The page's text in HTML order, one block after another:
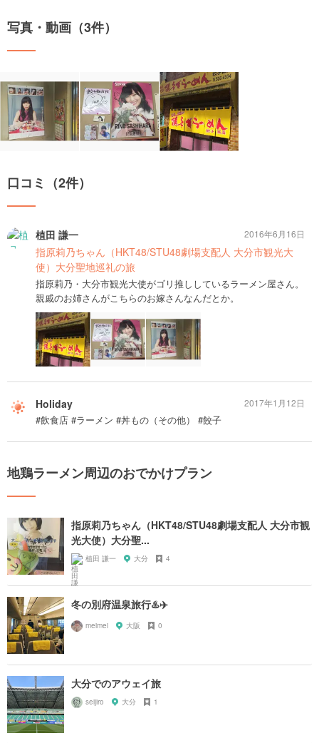
写真・動画（3件）
口コミ（2件）
植田 謙一
指原莉乃ちゃん（HKT48/STU48劇場支配人 大分市観光大
使）大分聖地巡礼の旅
指原莉乃・大分市観光大使がゴリ推ししているラーメン屋さん。
親戚のお姉さんがこちらのお嫁さんなんだとか。
2016年6月16日
Holiday
#飲食店 #ラーメン #丼もの（その他） #餃子
2017年1月12日
地鶏ラーメン周辺のおでかけプラン
指原莉乃ちゃん（HKT48/STU48劇場支配人 大分市観
光大使）大分聖...
植田 謙一 大分 4
冬の別府温泉旅行♨️✈️
meimei 大阪 0
大分でのアウェイ旅
seijiro 大分 1